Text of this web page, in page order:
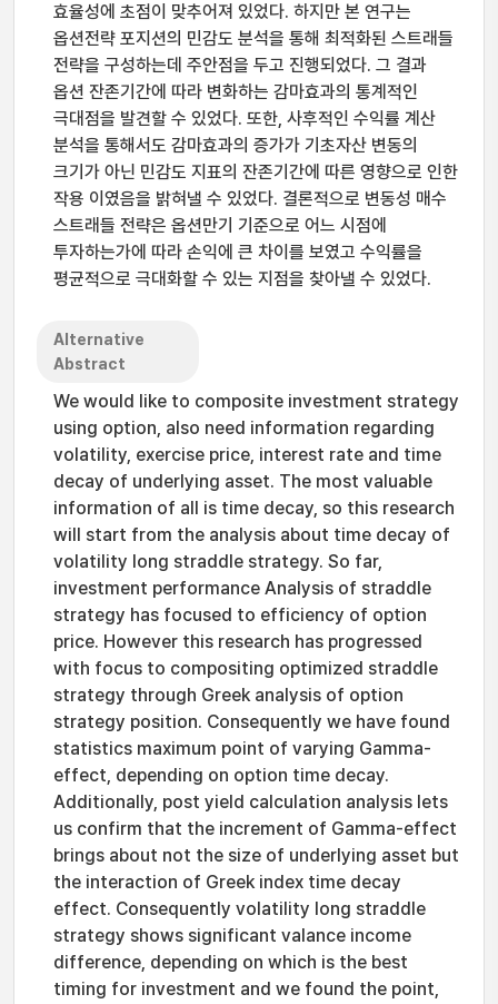
효율성에 초점이 맞추어져 있었다. 하지만 본 연구는
옵션전략 포지션의 민감도 분석을 통해 최적화된 스트래들
전략을 구성하는데 주안점을 두고 진행되었다. 그 결과
옵션 잔존기간에 따라 변화하는 감마효과의 통계적인
극대점을 발견할 수 있었다. 또한, 사후적인 수익률 계산
분석을 통해서도 감마효과의 증가가 기초자산 변동의
크기가 아닌 민감도 지표의 잔존기간에 따른 영향으로 인한
작용 이였음을 밝혀낼 수 있었다. 결론적으로 변동성 매수
스트래들 전략은 옵션만기 기준으로 어느 시점에
투자하는가에 따라 손익에 큰 차이를 보였고 수익률을
평균적으로 극대화할 수 있는 지점을 찾아낼 수 있었다.
Alternative
Abstract
We would like to composite investment strategy
using option, also need information regarding
volatility, exercise price, interest rate and time
decay of underlying asset. The most valuable
information of all is time decay, so this research
will start from the analysis about time decay of
volatility long straddle strategy. So far,
investment performance Analysis of straddle
strategy has focused to efficiency of option
price. However this research has progressed
with focus to compositing optimized straddle
strategy through Greek analysis of option
strategy position. Consequently we have found
statistics maximum point of varying Gamma-
effect, depending on option time decay.
Additionally, post yield calculation analysis lets
us confirm that the increment of Gamma-effect
brings about not the size of underlying asset but
the interaction of Greek index time decay
effect. Consequently volatility long straddle
strategy shows significant valance income
difference, depending on which is the best
timing for investment and we found the point,